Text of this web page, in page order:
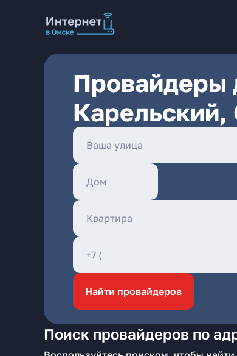
Провайдеры
Найти провайдеров
Поиск провайдеров по